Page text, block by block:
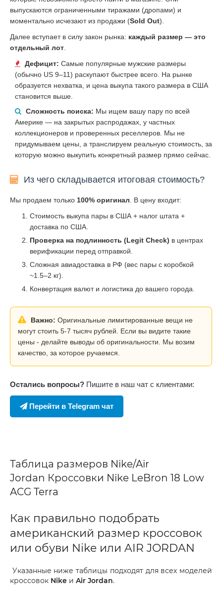
выпускаются ограниченными тиражами (дропами) и
моментально исчезают из продажи (Sold Out).
Далее вступает в силу закон рынка: каждый размер — это
отдельный лот
Дефицит: Самые популярные мужские размеры
(обычно US 9–11) раскупают быстрее всего. На рынке
образуется нехватка, и цена выкупа такого размера в США
становится выше.
Сложность поиска: Мы ищем вашу пару по всей
Америке — на закрытых распродажах, у частных
коллекционеров и проверенных реселлеров. Мы не
придумываем цены, а транслируем реальную стоимость, за
которую можно выкупить конкретный размер прямо сейчас.
Из чего складывается итоговая стоимость?
Мы продаем только 100% оригинал . В цену входит:
Стоимость выкупа пары в США + налог штата +
доставка по США.
Проверка на подлинность (Legit Check) в центрах
верификации перед отправкой.
Сложная авиадоставка в РФ (вес пары с коробкой
~1.5–2 кг).
Конвертация валют и логистика до вашего города.
Важно: Оригинальные лимитированные вещи не
могут стоить 5-7 тысяч рублей. Если вы видите такие
цены - делайте выводы об оригинальности. Мы возим
качество, за которое ручаемся.
Остались вопросы? Пишите в наш чат с клиентами:
Перейти в Telegram чат
Таблица размеров Nike/Air
Jordan Кроссовки Nike LeBron 18 Low
ACG Terra
Как правильно подобрать
американский размер кроссовок
или обуви Nike или AIR JORDAN
Указанные ниже таблицы подходят для всех моделей
кроссовок Nike и Air Jordan.